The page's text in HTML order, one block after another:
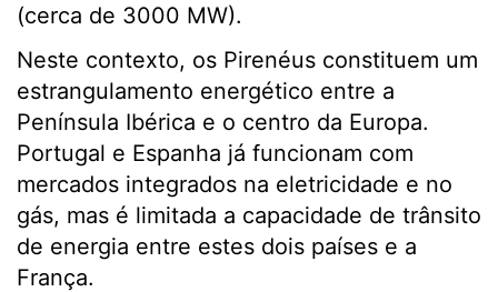
(cerca de 3000 MW).
Neste contexto, os Pirenéus constituem um
estrangulamento energético entre a
Península Ibérica e o centro da Europa.
Portugal e Espanha já funcionam com
mercados integrados na eletricidade e no
gás, mas é limitada a capacidade de trânsito
de energia entre estes dois países e a
França.